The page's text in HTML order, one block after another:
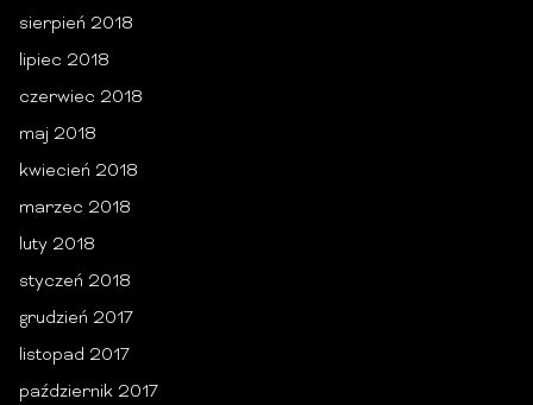
sierpień 2018
lipiec 2018
czerwiec 2018
maj 2018
kwiecień 2018
marzec 2018
luty 2018
styczeń 2018
grudzień 2017
listopad 2017
październik 2017